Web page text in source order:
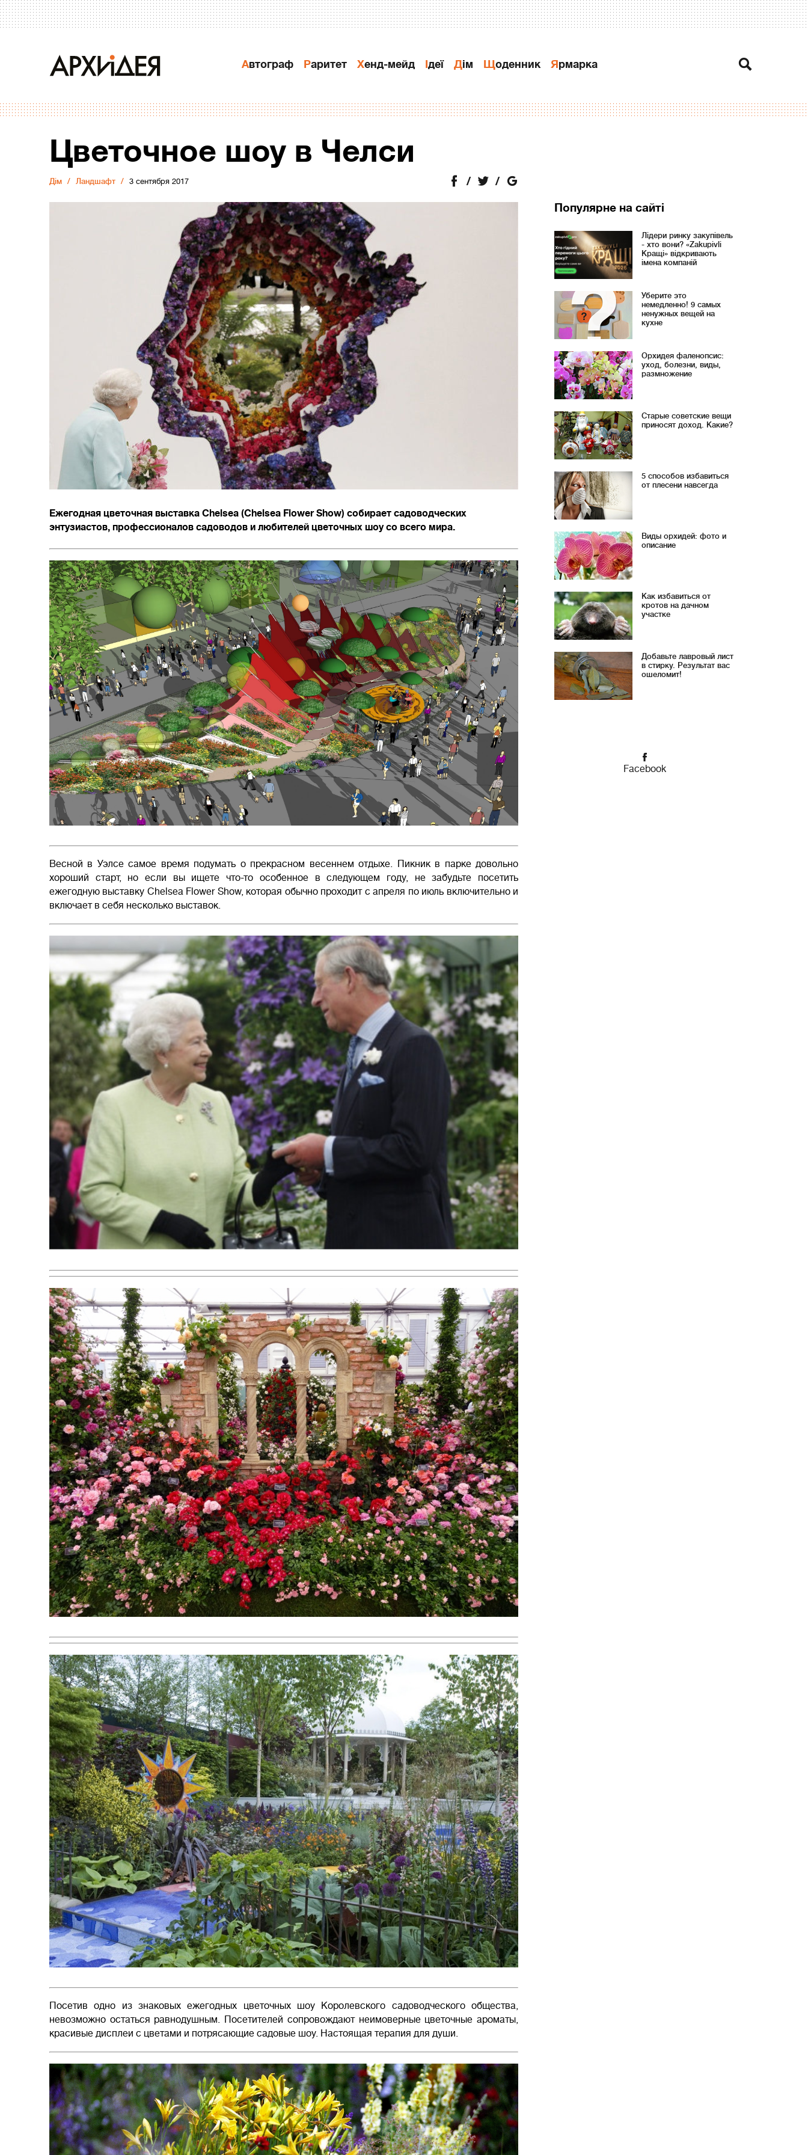
Автограф Раритет Хенд-мейд Ідеї Дiм Щоденник Ярмарка
Цветочное шоу в Челси
Дiм Ландшафт 3 сентября 2017
Ежегодная цветочная выставка Chelsea (Chelsea Flower Show) собирает садоводческих
энтузиастов, профессионалов садоводов и любителей цветочных шоу со всего мира.
Весной в Уэлсе самое время подумать о прекрасном весеннем отдыхе. Пикник в парке довольно
хороший старт, но если вы ищете что-то особенное в следующем году, не забудьте посетить
ежегодную выставку Chelsea Flower Show, которая обычно проходит с апреля по июль включительно и
включает в себя несколько выставок.
Посетив одно из знаковых ежегодных цветочных шоу Королевского садоводческого общества,
невозможно остаться равнодушным. Посетителей сопровождают неимоверные цветочные ароматы,
красивые дисплеи с цветами и потрясающие садовые шоу. Настоящая терапия для души.
Популярне на сайті
Лідери ринку закупівель
- хто вони? «Zakupivli
Кращі» відкривають
імена компаній
Уберите это
немедленно! 9 самых
ненужных вещей на
кухне
Орхидея фаленопсис:
уход, болезни, виды,
размножение
Старые советские вещи
приносят доход. Какие?
5 способов избавиться
от плесени навсегда
Виды орхидей: фото и
описание
Как избавиться от
кротов на дачном
участке
Добавьте лавровый лист
в стирку. Результат вас
ошеломит!
Facebook